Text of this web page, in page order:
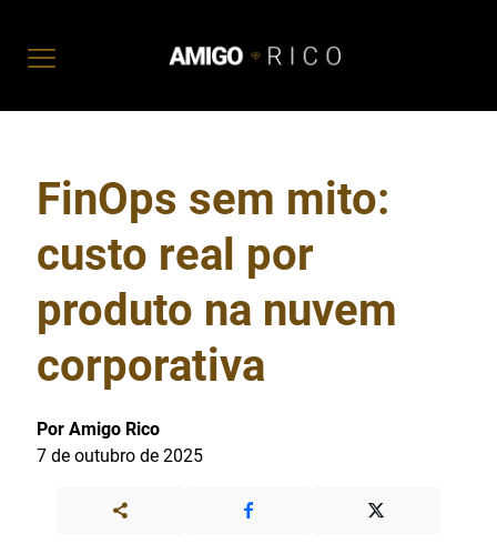
FinOps sem mito:
custo real por
produto na nuvem
corporativa
Por Amigo Rico
7 de outubro de 2025